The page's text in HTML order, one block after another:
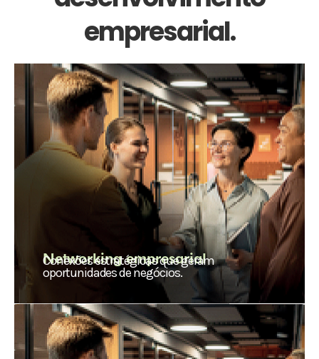
empresarial.
Networking empresarial
Conexões estratégicas que geram
oportunidades de negócios.